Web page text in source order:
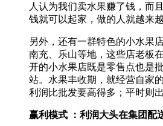
人认为我们卖水果赚了钱，而
钱就可以起家，做的人就越来
另外，还有一群特色的小水果
南充、乐山等地，这些店老板
开的小水果店既是零售点也是
站。水果丰收期，就经营自家
利润比批发要高得多；平时则
赢利模式 ：利润大头在集团配